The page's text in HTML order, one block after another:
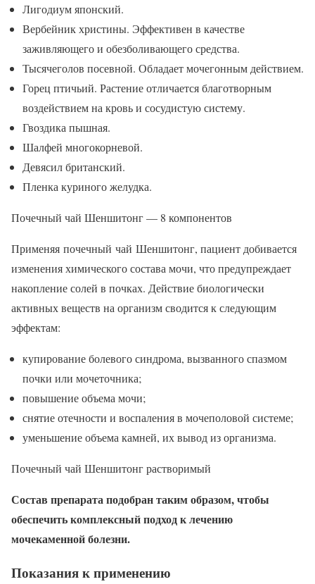
Лигодиум японский.
Вербейник христины. Эффективен в качестве
заживляющего и обезболивающего средства.
Тысячеголов посевной. Обладает мочегонным действием.
Горец птичьий. Растение отличается благотворным
воздействием на кровь и сосудистую систему.
Гвоздика пышная.
Шалфей многокорневой.
Девясил британский.
Пленка куриного желудка.
Почечный чай Шеншитонг — 8 компонентов
Применяя почечный чай Шеншитонг, пациент добивается
изменения химического состава мочи, что предупреждает
накопление солей в почках. Действие биологически
активных веществ на организм сводится к следующим
эффектам:
купирование болевого синдрома, вызванного спазмом
почки или мочеточника;
повышение объема мочи;
снятие отечности и воспаления в мочеполовой системе;
уменьшение объема камней, их вывод из организма.
Почечный чай Шеншитонг растворимый
Состав препарата подобран таким образом, чтобы
обеспечить комплексный подход к лечению
мочекаменной болезни.
Показания к применению